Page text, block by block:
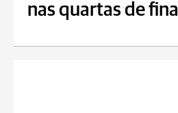
nas quartas de final